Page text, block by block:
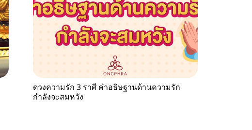
ดวงความรัก 3 ราศี คำอธิษฐานด้านความรัก
กำลังจะสมหวัง